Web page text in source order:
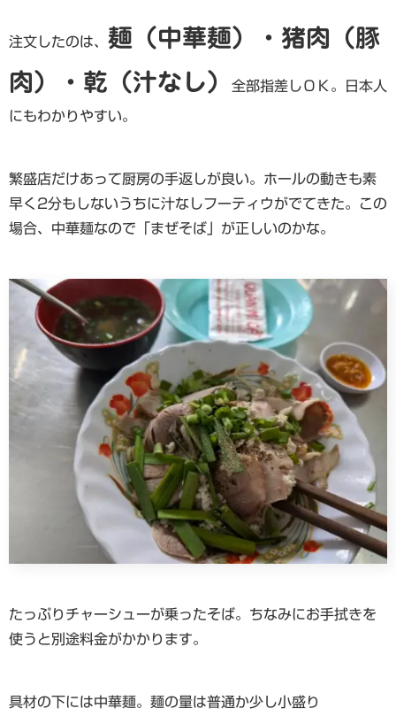
注文したのは、 麺（中華麺）・猪肉（豚
肉）・乾（汁なし）
全部指差しＯＫ。日本人
にもわかりやすい。
繁盛店だけあって厨房の手返しが良い。ホールの動きも素
早く2分もしないうちに汁なしフーティウがでてきた。この
場合、中華麺なので「まぜそば」が正しいのかな。
たっぷりチャーシューが乗ったそば。ちなみにお手拭きを
使うと別途料金がかかります。
具材の下には中華麺。麺の量は普通か少し小盛り